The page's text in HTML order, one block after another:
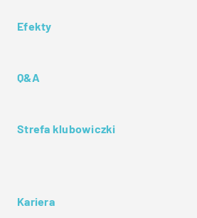
Efekty
Q&A
Strefa klubowiczki
Kariera